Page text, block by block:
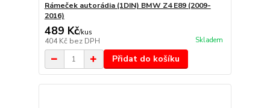
Rámeček autorádia (1DIN) BMW Z4 E89 (2009-
2016)
489 Kč/kus
404 Kč bez DPH Skladem
Přidat do košíku